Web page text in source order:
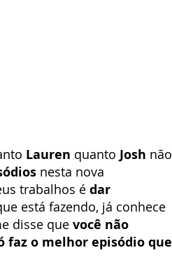
Lauren quanto Josh não
nesta nova
trabalhos é dar
está fazendo, já conhece
disse que você não
faz o melhor episódio que